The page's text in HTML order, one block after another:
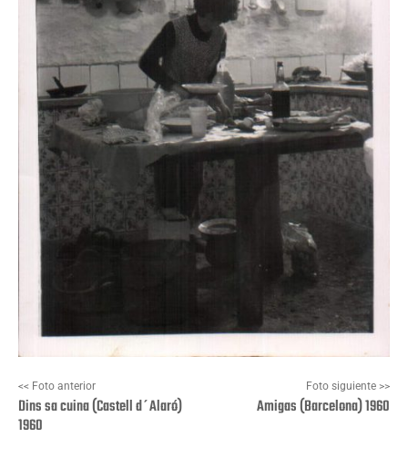
<< Foto anterior
Dins sa cuina (Castell d´Alaró)
1960
Foto siguiente >>
Amigas (Barcelona) 1960